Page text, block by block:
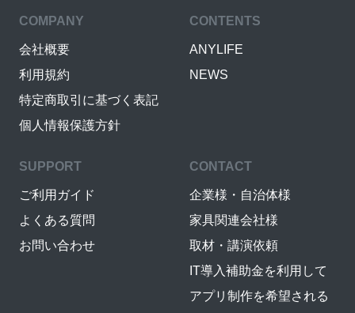
COMPANY
会社概要
利用規約
特定商取引に基づく表記
個人情報保護方針
CONTENTS
ANYLIFE
NEWS
SUPPORT
ご利用ガイド
よくある質問
お問い合わせ
CONTACT
企業様・自治体様
家具関連会社様
取材・講演依頼
IT導入補助金を利用して
アプリ制作を希望される